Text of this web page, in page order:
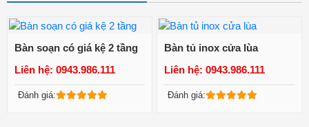
Xem chi tiết
Bàn soạn có giá kệ 2 tầng
Liên hệ: 0943.986.111
Đánh giá:
Xem chi tiết
Bàn tủ inox cửa lùa
Liên hệ: 0943.986.111
Đánh giá: